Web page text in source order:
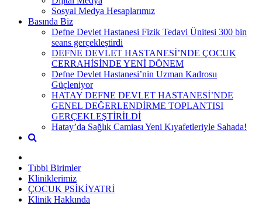
Sosyal Medya Hesaplarımız
Basında Biz
Defne Devlet Hastanesi Fizik Tedavi Ünitesi 300 bin
seans gerçekleştirdi
DEFNE DEVLET HASTANESİ’NDE ÇOCUK
CERRAHİSİNDE YENİ DÖNEM
Defne Devlet Hastanesi’nin Uzman Kadrosu
Güçleniyor
HATAY DEFNE DEVLET HASTANESİ’NDE
GENEL DEĞERLENDİRME TOPLANTISI
GERÇEKLEŞTİRİLDİ
Hatay’da Sağlık Camiası Yeni Kıyafetleriyle Sahada!
Tıbbi Birimler
Kliniklerimiz
ÇOCUK PSİKİYATRİ
Klinik Hakkında